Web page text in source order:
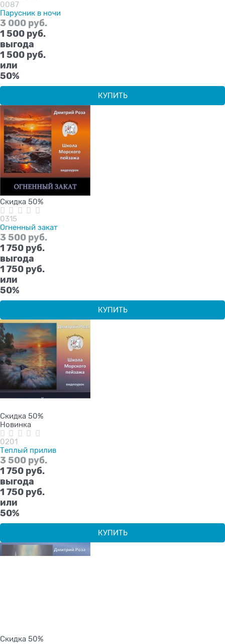
0087
Парусник в ночи
3 000 руб.
1 500 руб.
выгода
1 500 руб.
или
50%
КУПИТЬ
Скидка 50%
0315
Огненный закат
3 500 руб.
1 750 руб.
выгода
1 750 руб.
или
50%
КУПИТЬ
Скидка 50%
Новинка
0201
Теплый прилив
3 500 руб.
1 750 руб.
выгода
1 750 руб.
или
50%
КУПИТЬ
Скидка 50%